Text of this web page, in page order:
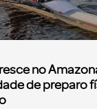
no
de preparo